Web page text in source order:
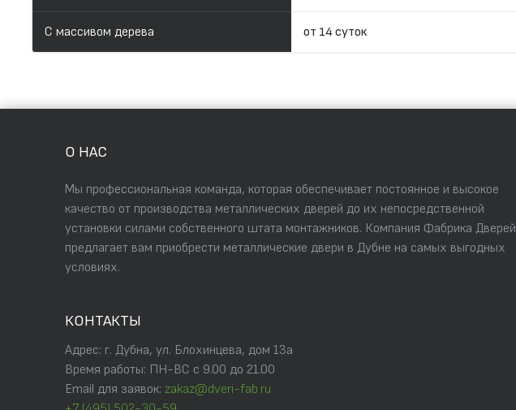
С массивом дерева от 14 суток
О НАС
Мы профессиональная команда, которая обеспечивает постоянное и высокое
качество от производства металлических дверей до их непосредственной
установки силами собственного штата монтажников. Компания Фабрика Дверей
предлагает вам приобрести металлические двери в Дубне на самых выгодных
условиях.
КОНТАКТЫ
Адрес: г. Дубна, ул. Блохинцева, дом 13а
Время работы: ПН-ВС с 9.00 до 21.00
Email для заявок: zakaz@dveri-fab.ru